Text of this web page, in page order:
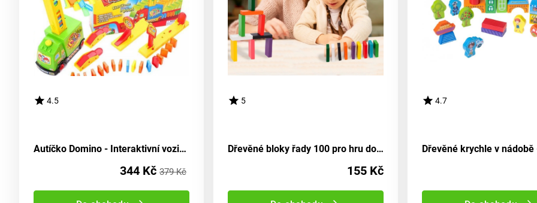
4.5
Autíčko Domino - Interaktivní vozidlo skládající domino kousky
344 Kč 379 Kč
5
Dřevěné bloky řady 100 pro hru domino
155 Kč
4.7